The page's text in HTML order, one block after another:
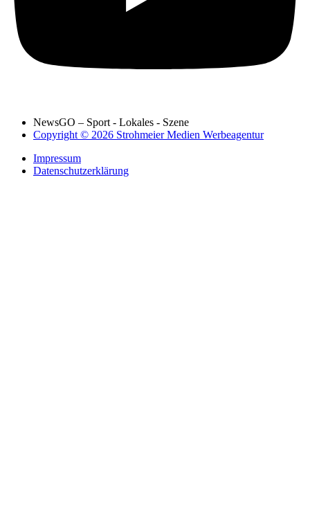
NewsGO – Sport - Lokales - Szene
Copyright © 2026 Strohmeier Medien Werbeagentur
Impressum
Datenschutzerklärung